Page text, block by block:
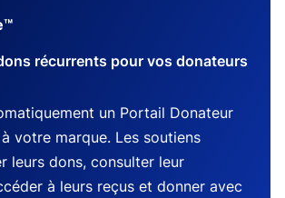
récurrents pour vos donateurs
un Portail Donateur
votre marque. Les soutiens
leurs dons, consulter leur
à leurs reçus et donner avec